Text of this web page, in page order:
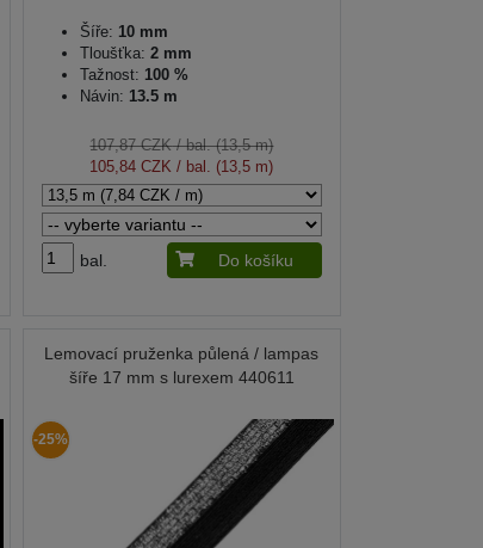
Šíře: 10 mm
Tloušťka: 2 mm
Tažnost: 100 %
Návin: 13.5 m
107,87 CZK/ bal. (13,5 m)
105,84 CZK / bal. (13,5 m)
bal. Do košíku
Lemovací pruženka půlená / lampas
šíře 17 mm s lurexem 440611
-25%